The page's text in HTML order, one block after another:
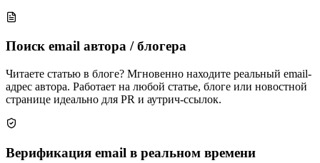
Поиск email автора / блогера
Читаете статью в блоге? Мгновенно находите реальный email-
адрес автора. Работает на любой статье, блоге или новостной
странице идеально для PR и аутрич-ссылок.
Верификация email в реальном времени